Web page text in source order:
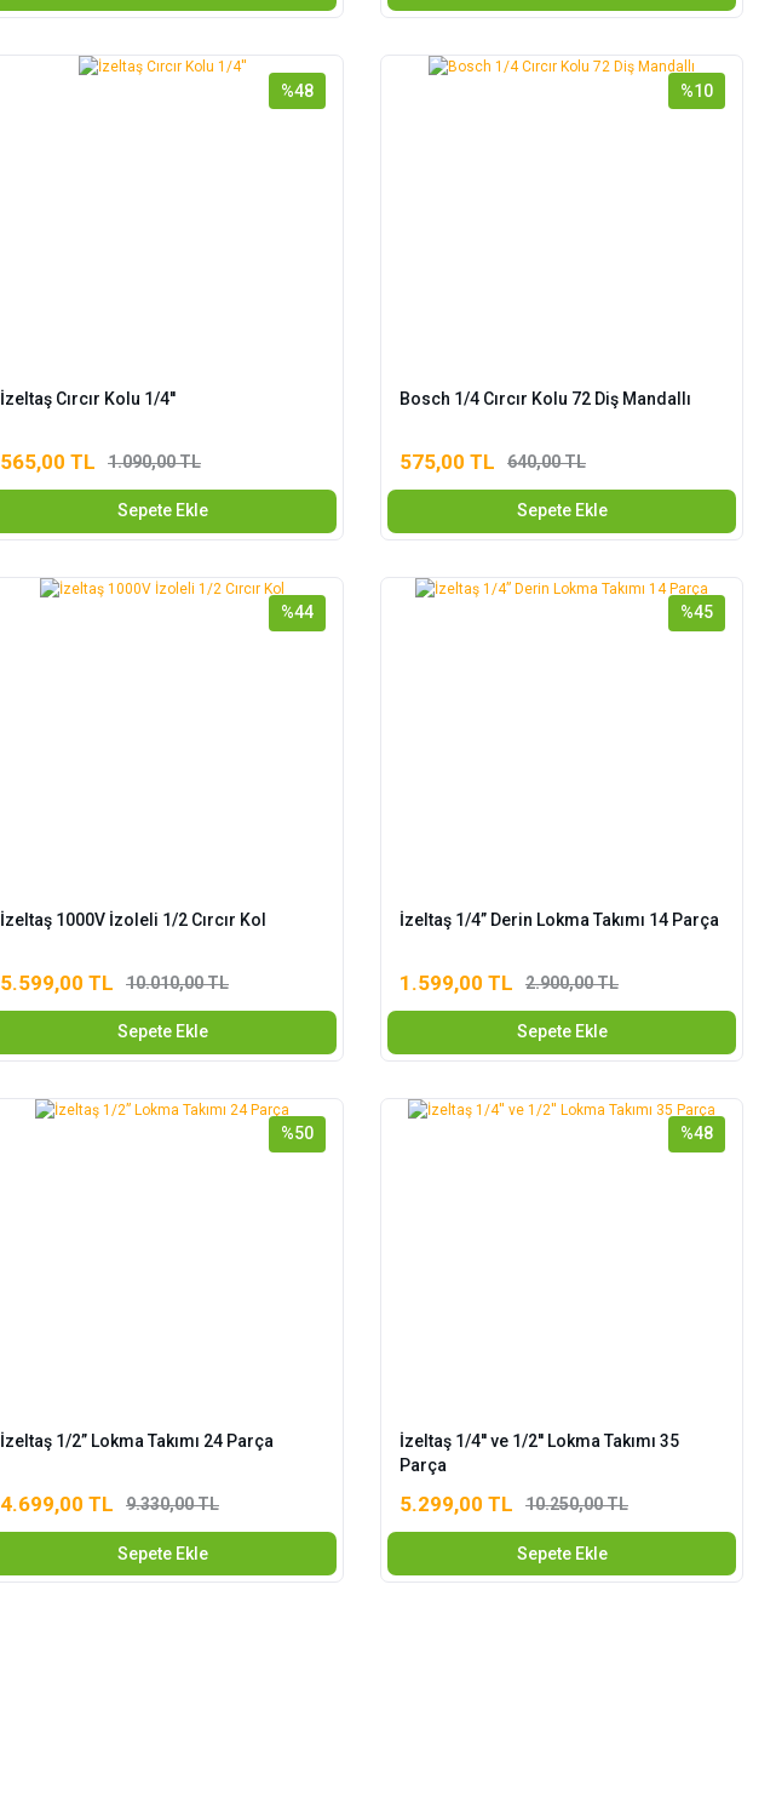
%48
İzeltaş Cırcır Kolu 1/4''
565,00 TL 1.090,00 TL
Sepete Ekle
%10
Bosch 1/4 Cırcır Kolu 72 Diş Mandallı
575,00 TL 640,00 TL
Sepete Ekle
%44
İzeltaş 1000V İzoleli 1/2 Cırcır Kol
5.599,00 TL 10.010,00 TL
Sepete Ekle
%45
İzeltaş 1/4” Derin Lokma Takımı 14 Parça
1.599,00 TL 2.900,00 TL
Sepete Ekle
%50
İzeltaş 1/2” Lokma Takımı 24 Parça
4.699,00 TL 9.330,00 TL
Sepete Ekle
%48
İzeltaş 1/4'' ve 1/2'' Lokma Takımı 35
Parça
5.299,00 TL 10.250,00 TL
Sepete Ekle